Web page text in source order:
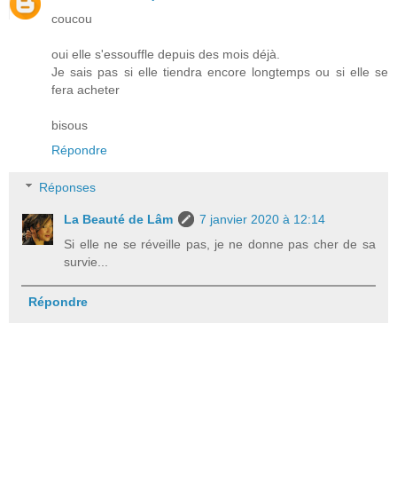
coucou
oui elle s'essouffle depuis des mois déjà.
Je sais pas si elle tiendra encore longtemps ou si elle se
fera acheter
bisous
Répondre
Réponses
La Beauté de Lâm
7 janvier 2020 à 12:14
Si elle ne se réveille pas, je ne donne pas cher de sa
survie...
Répondre